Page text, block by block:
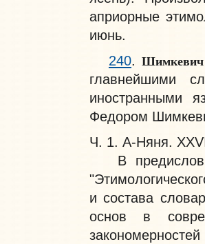
априорные
июнь.
240.
главнейшими
иностранными
Федором
Ч. 1. А-Няня.
В
и состава
основ в